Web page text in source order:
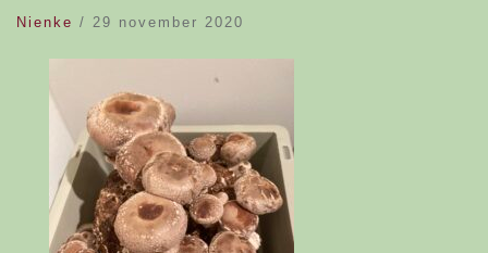
Nienke / 29 november 2020